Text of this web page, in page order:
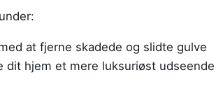
at fjerne skadede og slidte gulve
hjem et mere luksuriøst udseende